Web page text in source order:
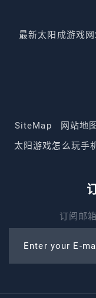
最新太阳成游戏网
SiteMap 网站地图
太阳游戏怎么玩手
订阅邮
Enter your E-